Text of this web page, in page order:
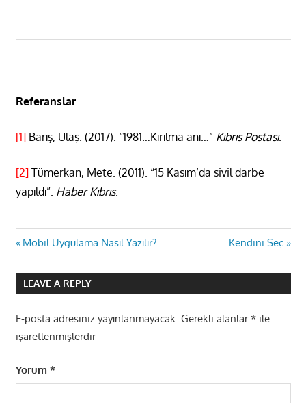
Referanslar
[1] Barış, Ulaş. (2017). “1981…Kırılma anı…” Kıbrıs Postası.
[2] Tümerkan, Mete. (2011). “15 Kasım’da sivil darbe
yapıldı”. Haber Kıbrıs.
Yazı
gezinmesi
Previous
Post:
Mobil Uygulama Nasıl Yazılır?
Next
Post:
Kendini Seç
LEAVE A REPLY
E-posta adresiniz yayınlanmayacak. Gerekli alanlar*ile
işaretlenmişlerdir
Yorum *